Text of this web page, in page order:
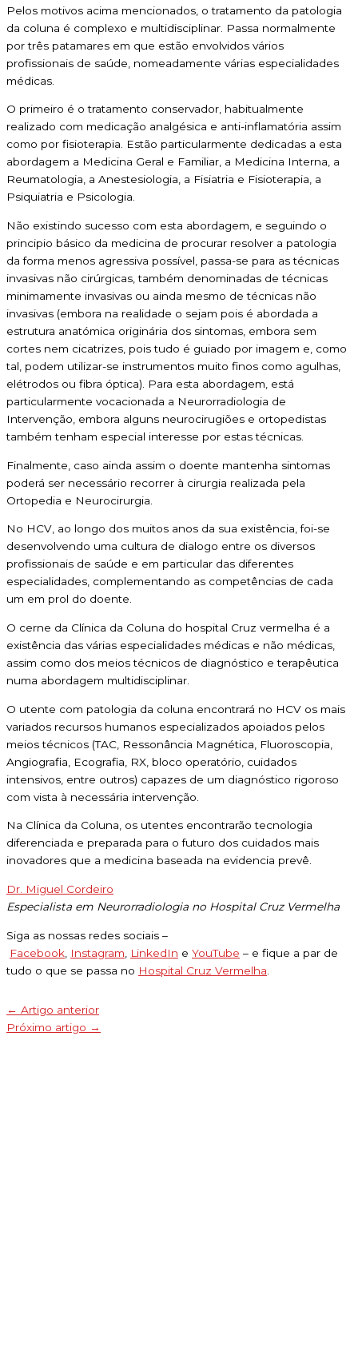
Pelos motivos acima mencionados, o tratamento da patologia
da coluna é complexo e multidisciplinar. Passa normalmente
por três patamares em que estão envolvidos vários
profissionais de saúde, nomeadamente várias especialidades
médicas.
O primeiro é o tratamento conservador, habitualmente
realizado com medicação analgésica e anti-inflamatória assim
como por fisioterapia. Estão particularmente dedicadas a esta
abordagem a Medicina Geral e Familiar, a Medicina Interna, a
Reumatologia, a Anestesiologia, a Fisiatria e Fisioterapia, a
Psiquiatria e Psicologia.
Não existindo sucesso com esta abordagem, e seguindo o
principio básico da medicina de procurar resolver a patologia
da forma menos agressiva possível, passa-se para as técnicas
invasivas não cirúrgicas, também denominadas de técnicas
minimamente invasivas ou ainda mesmo de técnicas não
invasivas (embora na realidade o sejam pois é abordada a
estrutura anatómica originária dos sintomas, embora sem
cortes nem cicatrizes, pois tudo é guiado por imagem e, como
tal, podem utilizar-se instrumentos muito finos como agulhas,
elétrodos ou fibra óptica). Para esta abordagem, está
particularmente vocacionada a Neurorradiologia de
Intervenção, embora alguns neurocirugiões e ortopedistas
também tenham especial interesse por estas técnicas.
Finalmente, caso ainda assim o doente mantenha sintomas
poderá ser necessário recorrer à cirurgia realizada pela
Ortopedia e Neurocirurgia.
No HCV, ao longo dos muitos anos da sua existência, foi-se
desenvolvendo uma cultura de dialogo entre os diversos
profissionais de saúde e em particular das diferentes
especialidades, complementando as competências de cada
um em prol do doente.
O cerne da Clínica da Coluna do hospital Cruz vermelha é a
existência das várias especialidades médicas e não médicas,
assim como dos meios técnicos de diagnóstico e terapêutica
numa abordagem multidisciplinar.
O utente com patologia da coluna encontrará no HCV os mais
variados recursos humanos especializados apoiados pelos
meios técnicos (TAC, Ressonância Magnética, Fluoroscopia,
Angiografia, Ecografia, RX, bloco operatório, cuidados
intensivos, entre outros) capazes de um diagnóstico rigoroso
com vista à necessária intervenção.
Na Clínica da Coluna, os utentes encontrarão tecnologia
diferenciada e preparada para o futuro dos cuidados mais
inovadores que a medicina baseada na evidencia prevê.
Dr. Miguel Cordeiro
Especialista em Neurorradiologia no Hospital Cruz Vermelha
Siga as nossas redes sociais –
Facebook Instagram LinkedIn e YouTube – e fique a par de
tudo o que se passa no Hospital Cruz Vermelha
← Artigo anterior
Próximo artigo →